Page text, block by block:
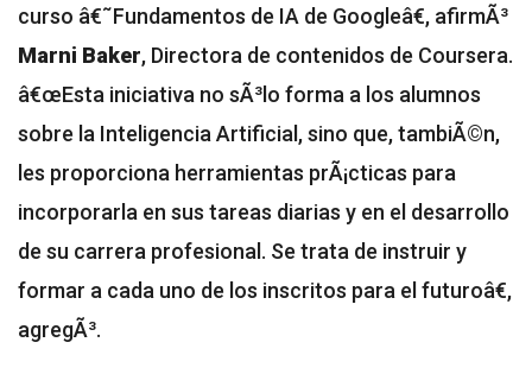
curso â€˜Fundamentos de IA de Googleâ€, afirmÃ³
Marni Baker, Directora de contenidos de Coursera.
â€œEsta iniciativa no sÃ³lo forma a los alumnos
sobre la Inteligencia Artificial, sino que, tambiÃ©n,
les proporciona herramientas prÃ¡cticas para
incorporarla en sus tareas diarias y en el desarrollo
de su carrera profesional. Se trata de instruir y
formar a cada uno de los inscritos para el futuroâ€,
agregÃ³.